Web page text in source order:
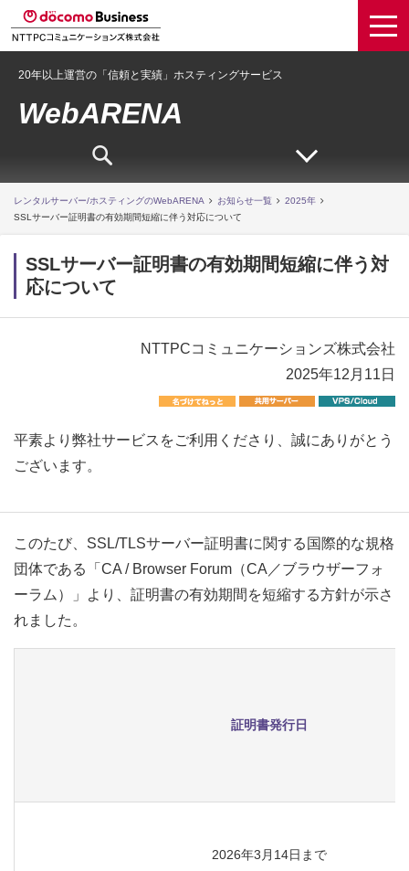
20年以上運営の「信頼と実績」ホスティングサービス
WebARENA
レンタルサーバー/ホスティングのWebARENA お知らせ一覧
2025年
SSLサーバー証明書の有効期間短縮に伴う対応について
SSLサーバー証明書の有効期間短縮に伴う対
応について
NTTPCコミュニケーションズ株式会社
2025年12月11日
平素より弊社サービスをご利用くださり、誠にありがとう
ございます。
このたび、SSL/TLSサーバー証明書に関する国際的な規格
団体である「CA / Browser Forum（CA／ブラウザーフォ
ーラム）」より、証明書の有効期間を短縮する方針が示さ
れました。
証明書発行日
2026年3月14日まで